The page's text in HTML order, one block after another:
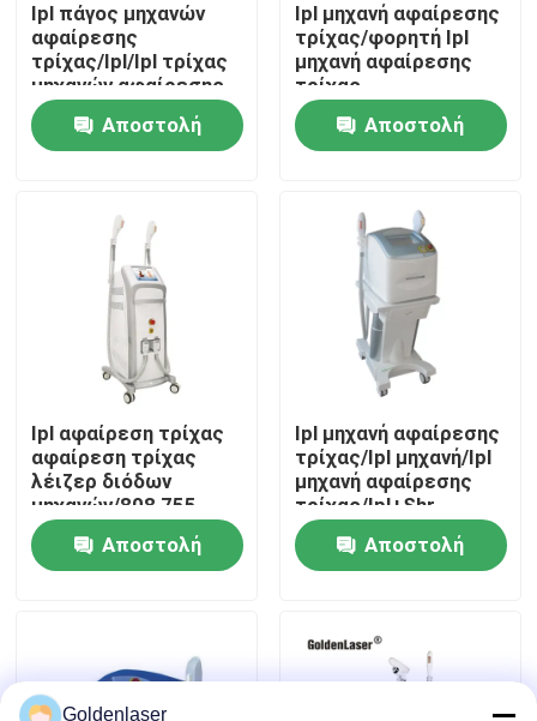
Σπίτι
Προϊόντα
Εμφάνιση VR
Περίπου εμείς
Γύρος εργοστασίων
Ποιοτικός έλεγχος
Μας ελάτε σε επαφή με
Ζητήστε ένα απόσπασμα
Ipl πάγος μηχανών
αφαίρεσης
τρίχας/Ipl/Ipl τρίχας
μηχανών αφαίρεσης
δροσερός
Αποστολή
Ipl μηχανή αφαίρεσης
τρίχας/φορητή Ipl
μηχανή αφαίρεσης
τρίχας
Αποστολή
Ipl αφαίρεση τρίχας
αφαίρεση τρίχας
λέιζερ διόδων
μηχανών/808 755
1064nm
Αποστολή
Ipl μηχανή αφαίρεσης
τρίχας/Ipl μηχανή/Ipl
μηχανή αφαίρεσης
τρίχας/Ipl+Shr
Αποστολή
Goldenlaser